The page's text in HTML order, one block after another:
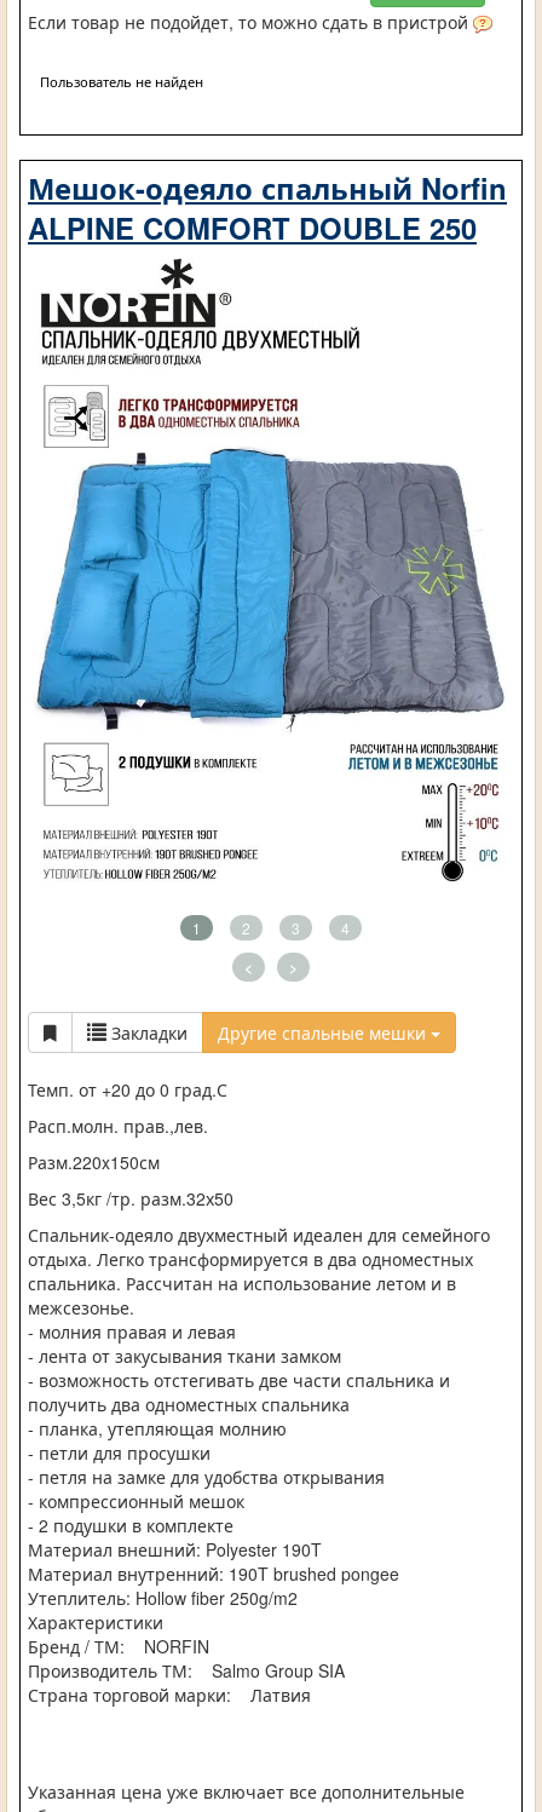
Если товар не подойдет, то можно сдать в пристрой
Пользователь не найден
Мешок-одеяло спальный Norfin
ALPINE COMFORT DOUBLE 250
1 2 3 4
< >
Закладки Другие спальные мешки
Темп. от +20 до 0 град.С
Расп.молн. прав.,лев.
Разм.220x150см
Вес 3,5кг /тр. разм.32х50
Спальник-одеяло двухместный идеален для семейного
отдыха. Легко трансформируется в два одноместных
спальника. Рассчитан на использование летом и в
межсезонье.
- молния правая и левая
- лента от закусывания ткани замком
- возможность отстегивать две части спальника и
получить два одноместных спальника
- планка, утепляющая молнию
- петли для просушки
- петля на замке для удобства открывания
- компрессионный мешок
- 2 подушки в комплекте
Материал внешний: Polyester 190T
Материал внутренний: 190T brushed pongee
Утеплитель: Hollow fiber 250g/m2
Характеристики
Бренд / ТМ: NORFIN
Производитель ТМ: Salmo Group SIA
Страна торговой марки: Латвия
Указанная цена уже включает все дополнительные